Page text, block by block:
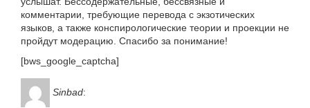
комментарии, требующие перевода с экзотических
языков, а также конспирологические теории и проекции не
пройдут модерацию. Спасибо за понимание!
[bws_google_captcha]
Sinbad: